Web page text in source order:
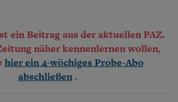
ein Beitrag aus der aktuellen PAZ.
näher kennenlernen wollen,
hier ein 4-wöchiges Probe-Abo
abschließen .